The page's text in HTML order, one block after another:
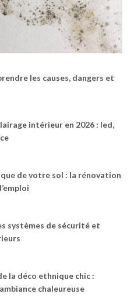
les causes, dangers et
intérieur en 2026 : led,
de votre sol : la rénovation
systèmes de sécurité et
la déco ethnique chic :
chaleureuse